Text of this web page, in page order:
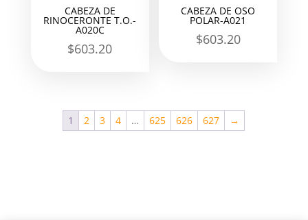
CABEZA DE
RINOCERONTE T.O.-
A020C
$603.20
CABEZA DE OSO
POLAR-A021
$603.20
1 2 3 4 … 625 626 627 →